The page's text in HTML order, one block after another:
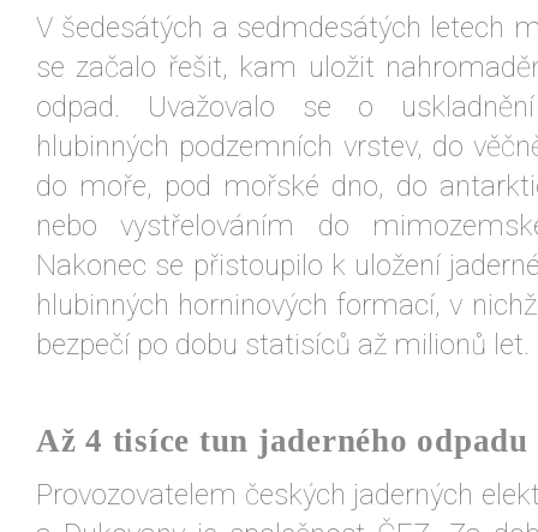
V šedesátých a sedmdesátých letech
se začalo řešit, kam uložit
odpad. Uvažovalo se o
hlubinných podzemních vrstev, do
do moře, pod mořské dno, do
nebo vystřelováním do
Nakonec se přistoupilo k uložení
hlubinných horninových formací, v
bezpečí po dobu statisíců až milionů let.
Až 4 tisíce tun jaderného odpadu
Provozovatelem českých jaderných